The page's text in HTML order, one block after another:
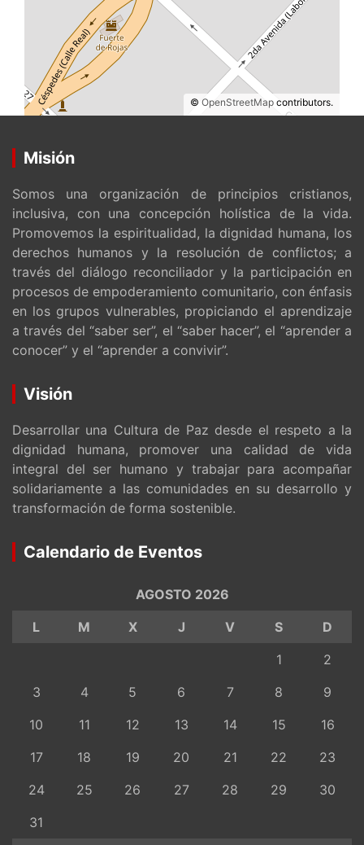
© OpenStreetMap contributors.
Misión
Somos una organización de principios cristianos,
inclusiva, con una concepción holística de la vida.
Promovemos la espiritualidad, la dignidad humana, los
derechos humanos y la resolución de conflictos; a
través del diálogo reconciliador y la participación en
procesos de empoderamiento comunitario, con énfasis
en los grupos vulnerables, propiciando el aprendizaje
a través del “saber ser”, el “saber hacer”, el “aprender a
conocer” y el “aprender a convivir”.
Visión
Desarrollar una Cultura de Paz desde el respeto a la
dignidad humana, promover una calidad de vida
integral del ser humano y trabajar para acompañar
solidariamente a las comunidades en su desarrollo y
transformación de forma sostenible.
Calendario de Eventos
AGOSTO 2026
L
M X J V S
D
1
2
3
4 5 6 7 8
9
10
11 12 13 14 15
16
17
18 19 20 21 22
23
24
25 26 27 28 29
30
31